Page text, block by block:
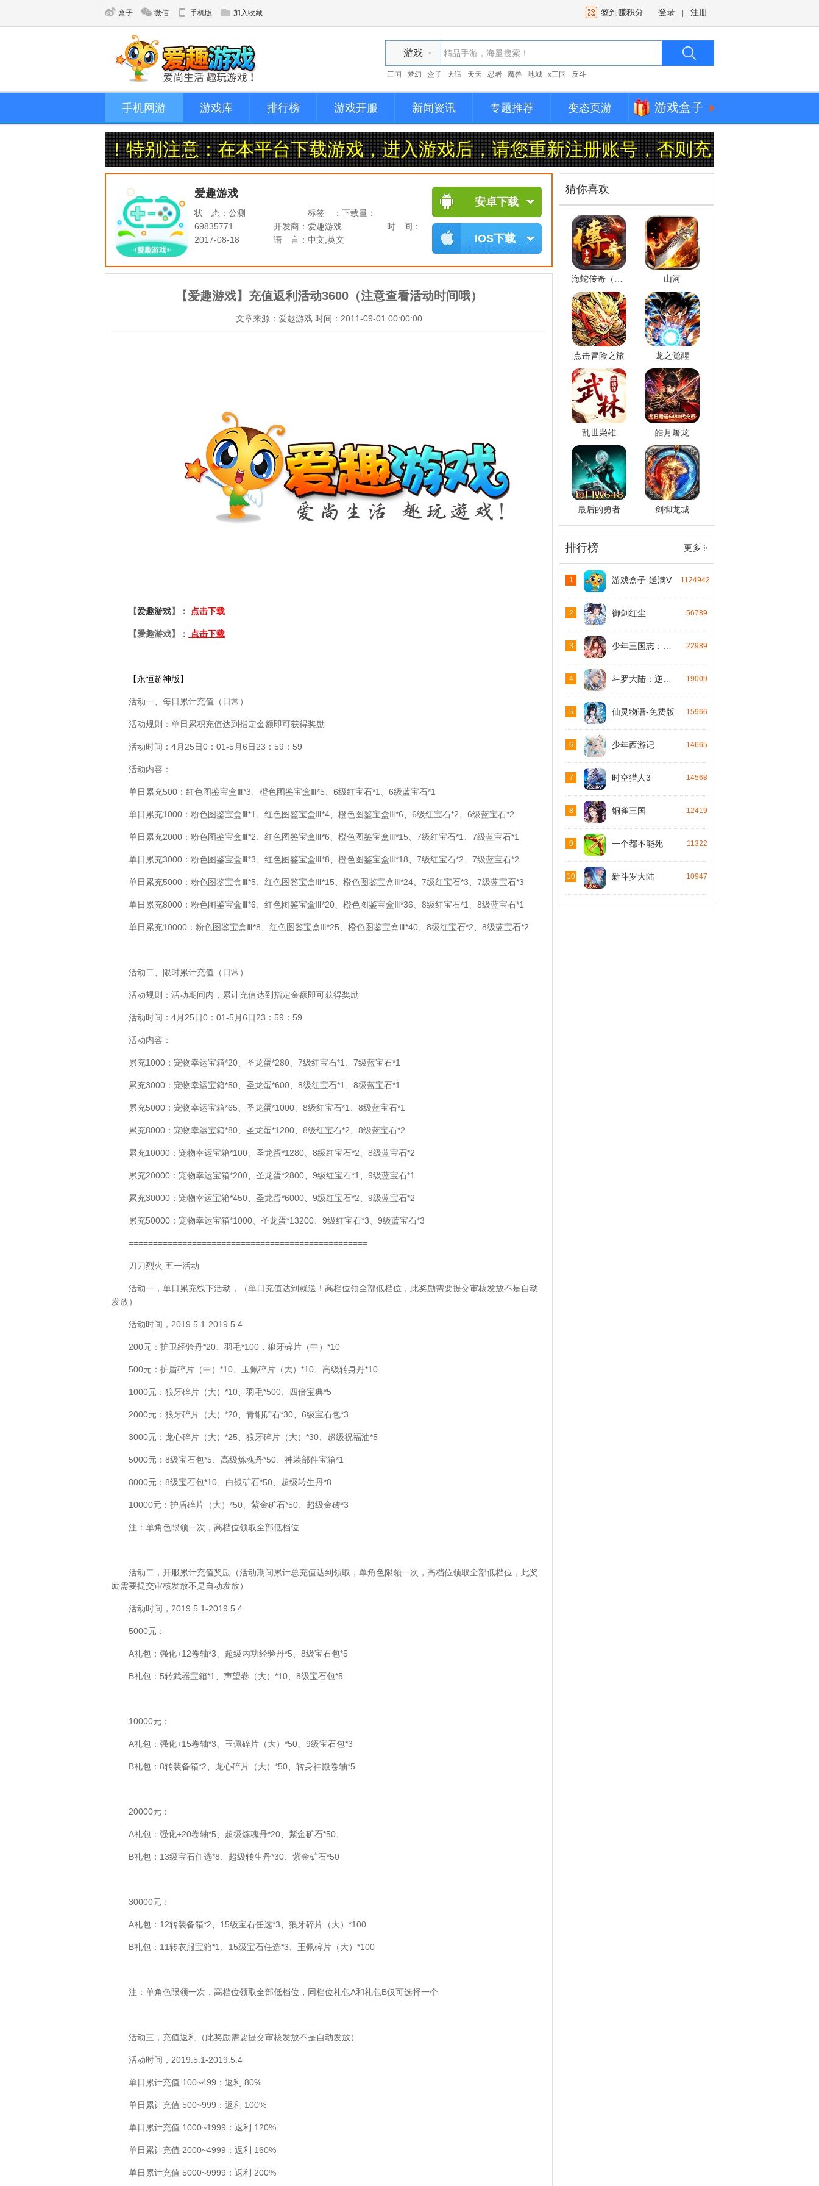
盒子 微信 手机版 加入收藏 签到赚积分 登录 注册
游戏
资讯
三国 梦幻 盒子 大话 天天 忍者 魔兽 地城 x三国 反斗
手机网游 游戏库 排行榜 游戏开服 新闻资讯 专题推荐 变态页游 游戏盒子
手游官网！特别注意：在本平台下载游戏，进入游戏后，请您重新注册账号，否则充值无返利！
爱趣游戏
状 态： 公测 标签 ： 下载量：
69835771
开发商： 爱趣游戏
时 间：
2017-08-18
语 言： 中文,英文
安卓下载
IOS下载
【爱趣游戏】充值返利活动3600（注意查看活动时间哦）
文章来源：爱趣游戏 时间：2011-09-01 00:00:00
【爱趣游戏】： 点击下载
【爱趣游戏】： 点击下载
【永恒超神版】
活动一、每日累计充值（日常）
活动规则：单日累积充值达到指定金额即可获得奖励
活动时间：4月25日0：01-5月6日23：59：59
活动内容：
单日累充500：红色图鉴宝盒Ⅲ*3、橙色图鉴宝盒Ⅲ*5、6级红宝石*1、6级蓝宝石*1
单日累充1000：粉色图鉴宝盒Ⅲ*1、红色图鉴宝盒Ⅲ*4、橙色图鉴宝盒Ⅲ*6、6级红宝石*2、6级蓝宝石*2
单日累充2000：粉色图鉴宝盒Ⅲ*2、红色图鉴宝盒Ⅲ*6、橙色图鉴宝盒Ⅲ*15、7级红宝石*1、7级蓝宝石*1
单日累充3000：粉色图鉴宝盒Ⅲ*3、红色图鉴宝盒Ⅲ*8、橙色图鉴宝盒Ⅲ*18、7级红宝石*2、7级蓝宝石*2
单日累充5000：粉色图鉴宝盒Ⅲ*5、红色图鉴宝盒Ⅲ*15、橙色图鉴宝盒Ⅲ*24、7级红宝石*3、7级蓝宝石*3
单日累充8000：粉色图鉴宝盒Ⅲ*6、红色图鉴宝盒Ⅲ*20、橙色图鉴宝盒Ⅲ*36、8级红宝石*1、8级蓝宝石*1
单日累充10000：粉色图鉴宝盒Ⅲ*8、红色图鉴宝盒Ⅲ*25、橙色图鉴宝盒Ⅲ*40、8级红宝石*2、8级蓝宝石*2
活动二、限时累计充值（日常）
活动规则：活动期间内，累计充值达到指定金额即可获得奖励
活动时间：4月25日0：01-5月6日23：59：59
活动内容：
累充1000：宠物幸运宝箱*20、圣龙蛋*280、7级红宝石*1、7级蓝宝石*1
累充3000：宠物幸运宝箱*50、圣龙蛋*600、8级红宝石*1、8级蓝宝石*1
累充5000：宠物幸运宝箱*65、圣龙蛋*1000、8级红宝石*1、8级蓝宝石*1
累充8000：宠物幸运宝箱*80、圣龙蛋*1200、8级红宝石*2、8级蓝宝石*2
累充10000：宠物幸运宝箱*100、圣龙蛋*1280、8级红宝石*2、8级蓝宝石*2
累充20000：宠物幸运宝箱*200、圣龙蛋*2800、9级红宝石*1、9级蓝宝石*1
累充30000：宠物幸运宝箱*450、圣龙蛋*6000、9级红宝石*2、9级蓝宝石*2
累充50000：宠物幸运宝箱*1000、圣龙蛋*13200、9级红宝石*3、9级蓝宝石*3
=================================================
刀刀烈火 五一活动
活动一，单日累充线下活动，（单日充值达到就送！高档位领全部低档位，此奖励需要提交审核发放不是自动
发放）
活动时间，2019.5.1-2019.5.4
200元：护卫经验丹*20、羽毛*100，狼牙碎片（中）*10
500元：护盾碎片（中）*10、玉佩碎片（大）*10、高级转身丹*10
1000元：狼牙碎片（大）*10、羽毛*500、四倍宝典*5
2000元：狼牙碎片（大）*20、青铜矿石*30、6级宝石包*3
3000元：龙心碎片（大）*25、狼牙碎片（大）*30、超级祝福油*5
5000元：8级宝石包*5、高级炼魂丹*50、神装部件宝箱*1
8000元：8级宝石包*10、白银矿石*50、超级转生丹*8
10000元：护盾碎片（大）*50、紫金矿石*50、超级金砖*3
注：单角色限领一次，高档位领取全部低档位
活动二，开服累计充值奖励（活动期间累计总充值达到领取，单角色限领一次，高档位领取全部低档位，此奖
励需要提交审核发放不是自动发放）
活动时间，2019.5.1-2019.5.4
5000元：
A礼包：强化+12卷轴*3、超级内功经验丹*5、8级宝石包*5
B礼包：5转武器宝箱*1、声望卷（大）*10、8级宝石包*5
10000元：
A礼包：强化+15卷轴*3、玉佩碎片（大）*50、9级宝石包*3
B礼包：8转装备箱*2、龙心碎片（大）*50、转身神殿卷轴*5
20000元：
A礼包：强化+20卷轴*5、超级炼魂丹*20、紫金矿石*50、
B礼包：13级宝石任选*8、超级转生丹*30、紫金矿石*50
30000元：
A礼包：12转装备箱*2、15级宝石任选*3、狼牙碎片（大）*100
B礼包：11转衣服宝箱*1、15级宝石任选*3、玉佩碎片（大）*100
注：单角色限领一次，高档位领取全部低档位，同档位礼包A和礼包B仅可选择一个
活动三，充值返利（此奖励需要提交审核发放不是自动发放）
活动时间，2019.5.1-2019.5.4
单日累计充值 100~499：返利 80%
单日累计充值 500~999：返利 100%
单日累计充值 1000~1999：返利 120%
单日累计充值 2000~4999：返利 160%
单日累计充值 5000~9999：返利 200%
猜你喜欢
山河
点击冒险之旅 龙之觉醒
乱世枭雄 皓月屠龙
最后的勇者 剑御龙城
更多
排行榜
1 游戏盒子-送满V 1124942
2 御剑红尘 56789
3 22989
4 19009
5 仙灵物语-免费版 15966
6 少年西游记 14665
7 时空猎人3 14568
8 铜雀三国 12419
9 一个都不能死 11322
10 新斗罗大陆 10947